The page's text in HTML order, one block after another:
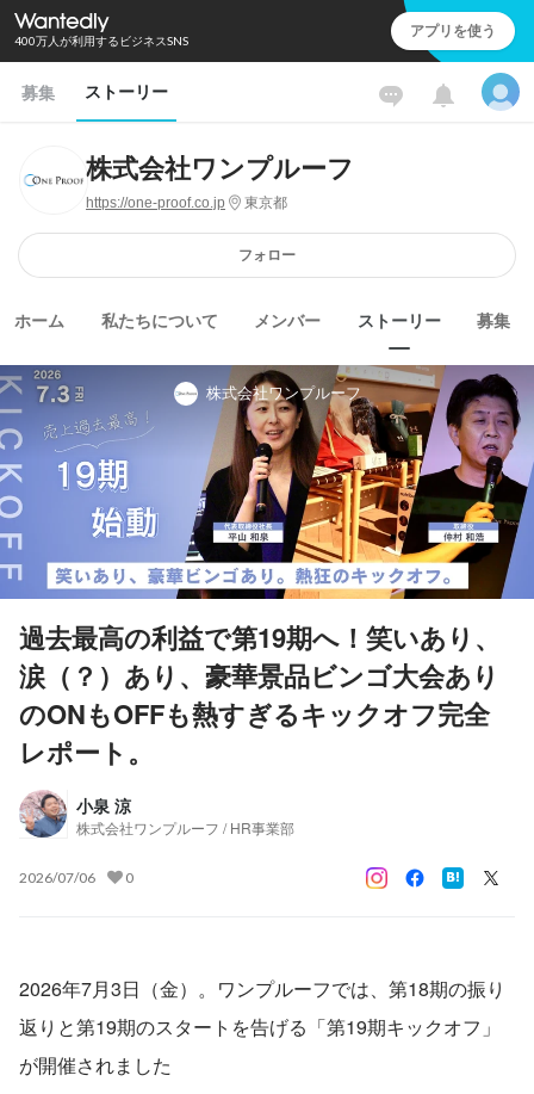
400万人が利用するビジネスSNS アプリを使う
募集 ストーリー
株式会社ワンプルーフ
https://one-proof.co.jp 東京都
フォロー
ホーム 私たちについて メンバー ストーリー 募集
株式会社ワンプルーフ
過去最高の利益で第19期へ！笑いあり、
涙（？）あり、豪華景品ビンゴ大会あり
のONもOFFも熱すぎるキックオフ完全
レポート。
小泉 涼
株式会社ワンプルーフ / HR事業部
2026/07/06 0
2026年7月3日（金）。ワンプルーフでは、第18期の振り
返りと第19期のスタートを告げる「第19期キックオフ」
が開催されました